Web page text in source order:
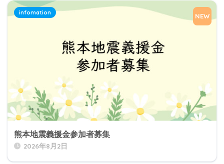
熊本地震義援金参加者募集
2026年8月2日
infomation NEW